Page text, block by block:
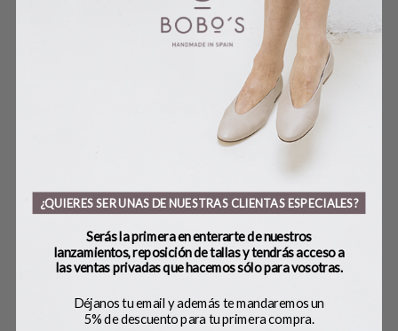
COLLAR CONCHAS
49,00€
SOBRE BOBO’S
HANDMADE
¿QUIERES SER UNAS DE NUESTRAS CLIENTAS ESPECIALES?
Serás la primera en enterarte de nuestros
lanzamientos, reposición de tallas y tendrás acceso a
las ventas privadas que hacemos sólo para vosotras.
Déjanos tu email y además te mandaremos un
5% de descuento para tu primera compra.